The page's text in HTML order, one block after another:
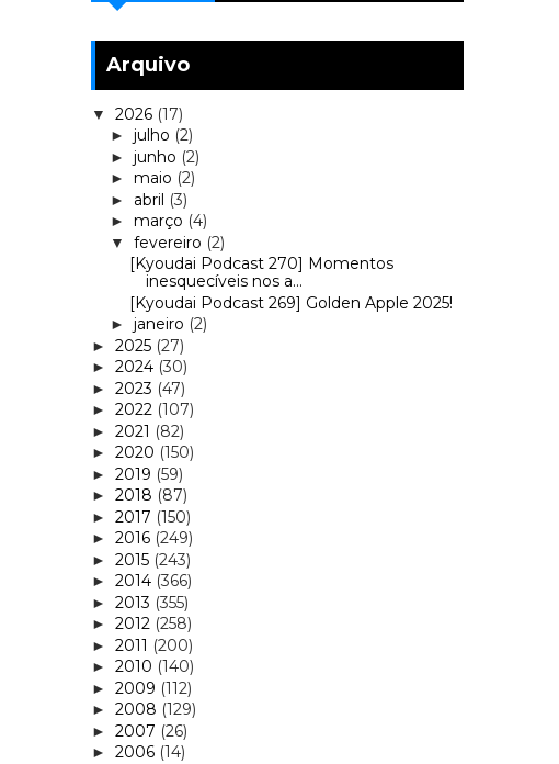
Arquivo
▼ 2026 (17)
► julho (2)
► junho (2)
► maio (2)
► abril (3)
► março (4)
▼ fevereiro (2)
[Kyoudai Podcast 270] Momentos
inesquecíveis nos a...
[Kyoudai Podcast 269] Golden Apple 2025!
► janeiro (2)
► 2025 (27)
► 2024 (30)
► 2023 (47)
► 2022 (107)
► 2021 (82)
► 2020 (150)
► 2019 (59)
► 2018 (87)
► 2017 (150)
► 2016 (249)
► 2015 (243)
► 2014 (366)
► 2013 (355)
► 2012 (258)
► 2011 (200)
► 2010 (140)
► 2009 (112)
► 2008 (129)
► 2007 (26)
► 2006 (14)